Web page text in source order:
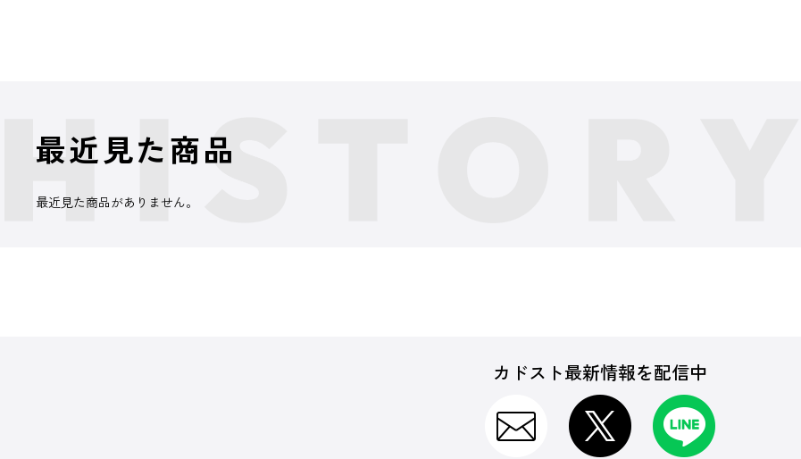
最近見た商品
最近見た商品がありません。
カドスト最新情報を配信中